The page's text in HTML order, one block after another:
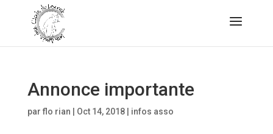
Annonce importante
par flo rian Oct 14, 2018| infos asso